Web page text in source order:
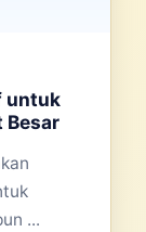
untuk
Besar
...